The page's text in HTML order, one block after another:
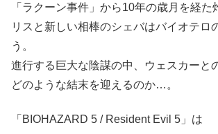
「ラクーン事件」から10年の歳月を経た
リスと新しい相棒のシェバはバイオテロ
う。
進行する巨大な陰謀の中、ウェスカーと
どのような結末を迎えるのか…。
「BIOHAZARD 5 / Resident Evil 5」は